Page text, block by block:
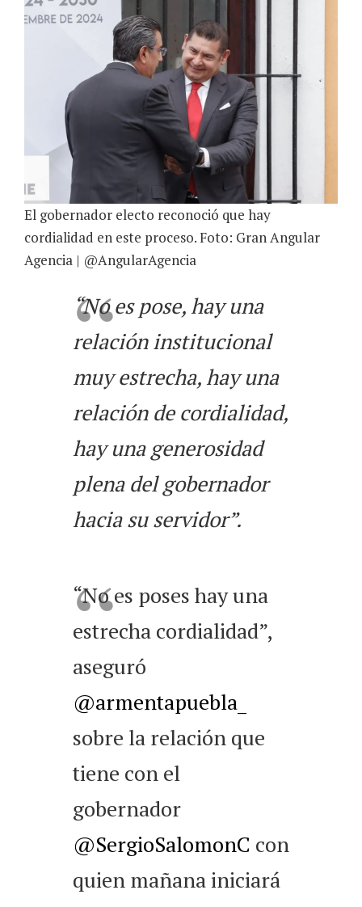
El gobernador electo reconoció que hay
cordialidad en este proceso. Foto: Gran Angular
Agencia | @AngularAgencia
“No es pose, hay una
relación institucional
muy estrecha, hay una
relación de cordialidad,
hay una generosidad
plena del gobernador
hacia su servidor”.
“No es poses hay una
estrecha cordialidad”,
aseguró
@armentapuebla_
sobre la relación que
tiene con el
gobernador
@SergioSalomonC con
quien mañana iniciará